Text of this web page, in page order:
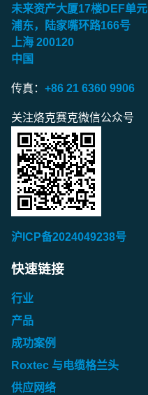
未来资产大厦17楼DEF单元
浦东，陆家嘴环路166号
上海 200120
中国
传真： +86 21 6360 9906
关注烙克赛克微信公众号
沪ICP备2024049238号
快速链接
行业
产品
成功案例
Roxtec 与电缆格兰头
供应网络